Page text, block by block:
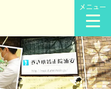
メニュー